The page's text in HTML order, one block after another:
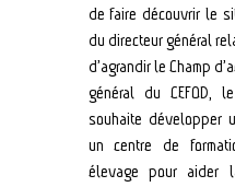
de faire découvrir le
du directeur général
d’agrandir le Champ
général du CEFOD,
souhaite développer
un centre de
élevage pour aider